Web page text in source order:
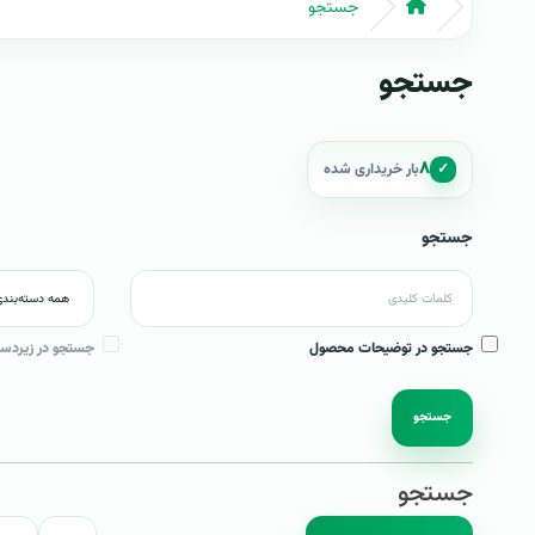
جستجو
جستجو
✓ ۸بار خریداری شده
جستجو
جستجو در توضیحات محصول جستجو در
جستجو
جستجو